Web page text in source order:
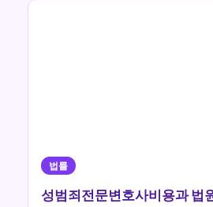
법률
성범죄전문변호사비용과 법